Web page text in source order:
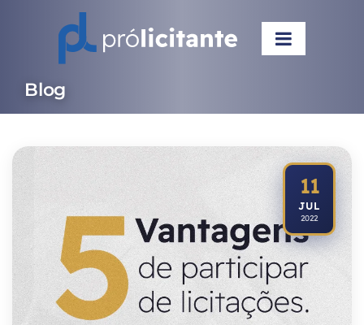
Blog
11
JUL
2022